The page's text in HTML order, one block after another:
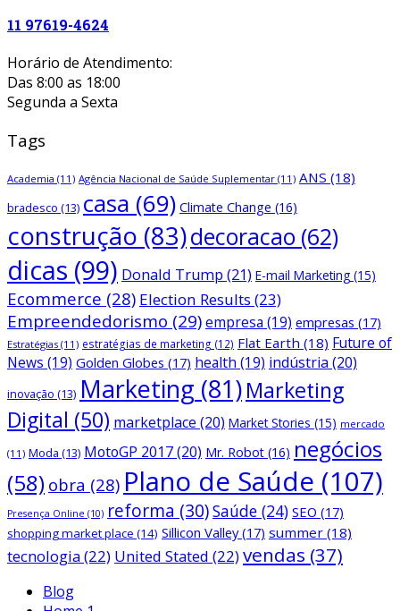
11 97619-4624
Horário de Atendimento:
Das 8:00 as 18:00
Segunda a Sexta
Tags
Academia (11) Agência Nacional de Saúde Suplementar (11) ANS (18)
bradesco (13) casa (69) Climate Change (16)
construção (83)decoracao (62)
dicas (99) Donald Trump (21) E-mail Marketing (15)
Ecommerce (28) Election Results (23)
Empreendedorismo (29)empresa (19) empresas (17)
Estratégias (11) estratégias de marketing (12) Flat Earth (18) Future of
News (19) Golden Globes (17) health (19) indústria (20)
inovação (13) Marketing (81)Marketing
Digital (50) marketplace (20) Market Stories (15) mercado
(11) Moda (13) MotoGP 2017(20) Mr. Robot (16) negócios
(58) obra (28) Plano de Saúde (107)
Presença Online (10) reforma (30)Saúde (24) SEO (17)
shopping market place (14) Sillicon Valley(17) summer (18)
tecnologia(22) United Stated (22) vendas (37)
Blog